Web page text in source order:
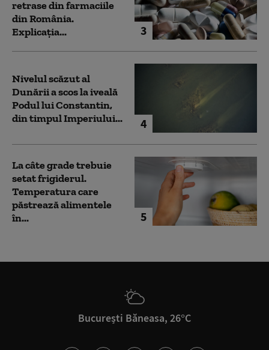
3
retrase din farmaciile
din România.
Explicația...
4
Nivelul scăzut al
Dunării a scos la iveală
Podul lui Constantin,
din timpul Imperiului...
5
La câte grade trebuie
setat frigiderul.
Temperatura care
păstrează alimentele
în...
București Băneasa, 26°C